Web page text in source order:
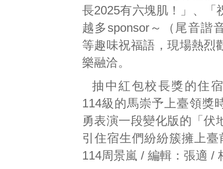
長2025有六塊肌！」、「
越多sponsor～（尾音諧
等趣味祝福語，現場熱烈
樂融洽。
抽中紅包校長獎的住
114級的馬崇予上臺領獎
勇表演一段變化版的「伏
引住宿生們紛紛簇擁上
114周景嵐 / 編輯：張適 /